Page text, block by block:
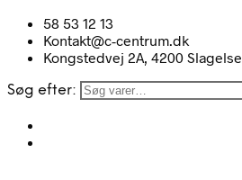
58 53 12 13
Kontakt@c-centrum.dk
Kongstedvej 2A, 4200 Slagelse
Søg efter: